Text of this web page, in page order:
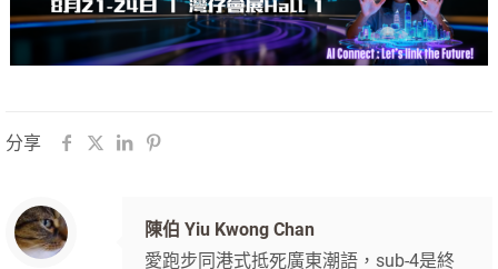
分享
陳伯 Yiu Kwong Chan
愛跑步同港式抵死廣東潮語，sub-4是終